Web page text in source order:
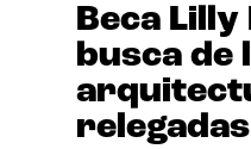
Beca Lilly
busca de
relegadas